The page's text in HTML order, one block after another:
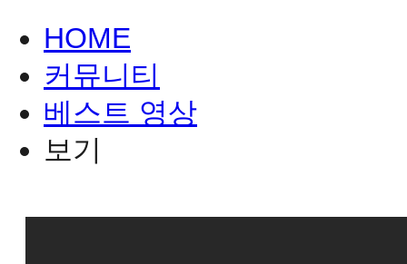
HOME
커뮤니티
베스트 영상
보기